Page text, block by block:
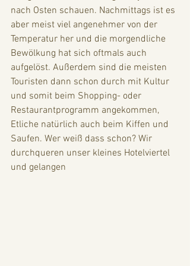
nach Osten schauen. Nachmittags ist es
aber meist viel angenehmer von der
Temperatur her und die morgendliche
Bewölkung hat sich oftmals auch
aufgelöst. Außerdem sind die meisten
Touristen dann schon durch mit Kultur
und somit beim Shopping- oder
Restaurantprogramm angekommen,
Etliche natürlich auch beim Kiffen und
Saufen. Wer weiß dass schon? Wir
durchqueren unser kleines Hotelviertel
und gelangen